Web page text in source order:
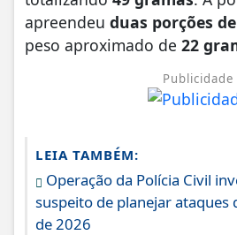
apreendeu duas porções
peso aproximado de 22
Publicidade
LEIA TAMBÉM:
Operação da Polícia Civil
suspeito de planejar ataques
de 2026